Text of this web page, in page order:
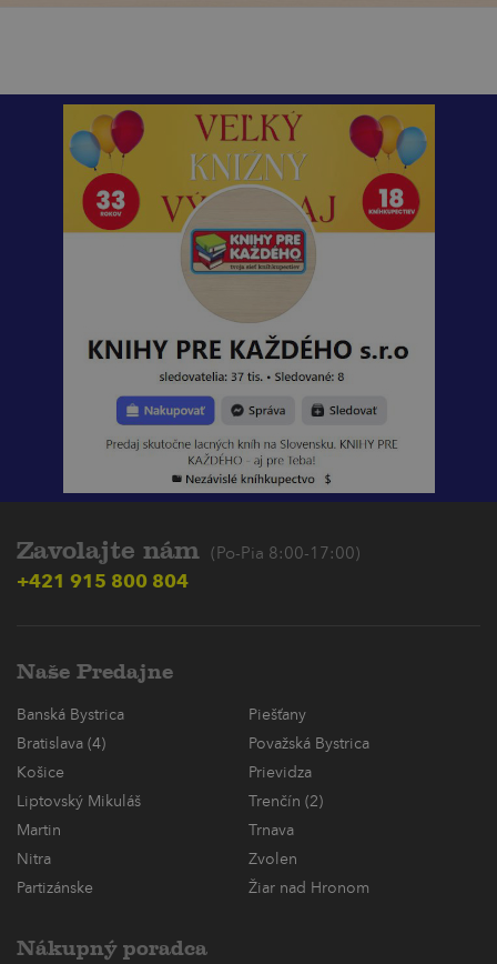
Zavolajte nám (Po-Pia 8:00-17:00)
+421 915 800 804
Naše Predajne
Banská Bystrica
Piešťany
Bratislava (4)
Považská Bystrica
Košice
Prievidza
Liptovský Mikuláš
Trenčín (2)
Martin
Trnava
Nitra
Zvolen
Partizánske
Žiar nad Hronom
Nákupný poradca